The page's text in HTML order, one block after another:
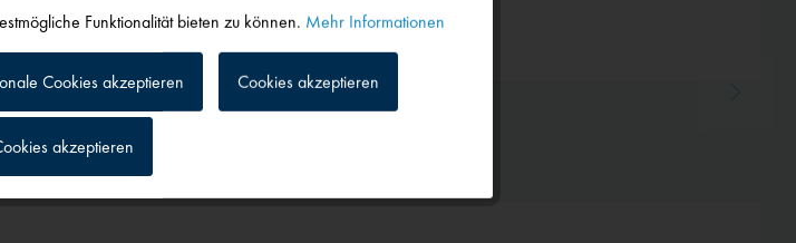
Inaktiv
Funktionalität bieten zu können. Mehr Informationen
Cookies akzeptieren Cookies akzeptieren
akzeptieren